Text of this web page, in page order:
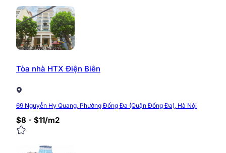
Tòa nhà HTX Điện Biên
69 Nguyễn Hy Quang, Phường Đống Đa (Quận Đống Đa), Hà Nội
$8 - $11/m2